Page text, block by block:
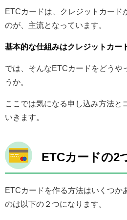
ETCカードは、クレジットカード
のが、主流となっています。
基本的な仕組みはクレジットカー
では、そんなETCカードをどうや
うか。
ここでは気になる申し込み方法と
いきます。
ETCカードの2
ETCカードを作る方法はいくつか
のは以下の２つになります。